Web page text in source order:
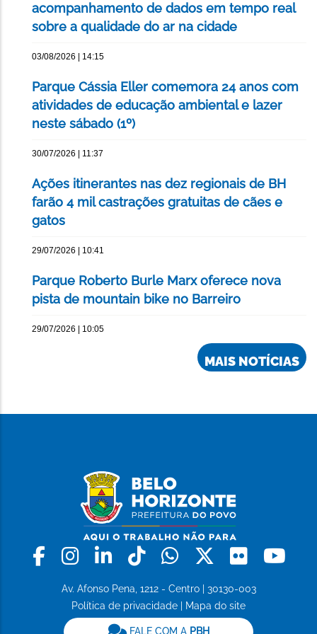
acompanhamento de dados em tempo real
sobre a qualidade do ar na cidade
03/08/2026 | 14:15
Parque Cássia Eller comemora 24 anos com
atividades de educação ambiental e lazer
neste sábado (1º)
30/07/2026 | 11:37
Ações itinerantes nas dez regionais de BH
farão 4 mil castrações gratuitas de cães e
gatos
29/07/2026 | 10:41
Parque Roberto Burle Marx oferece nova
pista de mountain bike no Barreiro
29/07/2026 | 10:05
MAIS NOTÍCIAS
Facebook
Instagram
LinkedinTiktokWhatsapp
X Flickr
Av. Afonso Pena, 1212 - Centro | 30130-003
Política de privacidade
Mapa do site
FALE COM A PBH